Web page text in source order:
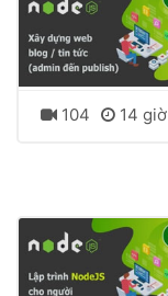
104 14 giờ